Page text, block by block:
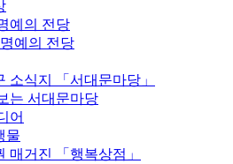
예의 전당
예의 전당
소식지 「서대문마당」
는 서대문마당
어
물
매거진 「행복상점」